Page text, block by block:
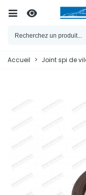
Accueil > Joint spi de